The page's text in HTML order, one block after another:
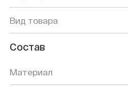
Вид товара
Состав
Материал